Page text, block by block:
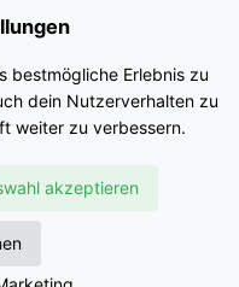
bestmögliche Erlebnis zu
dein Nutzerverhalten zu
weiter zu verbessern.
akzeptieren